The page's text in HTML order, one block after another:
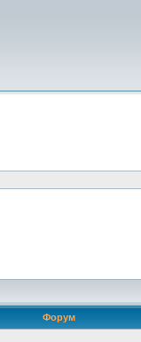
Форум